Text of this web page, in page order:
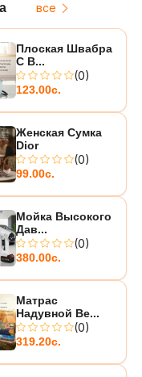
все
Плоская Швабра
С В...
(0)
123.00с.
Женская Сумка
Dior
(0)
99.00с.
Мойка Высокого
Дав...
(0)
380.00с.
Матрас
Надувной Be...
(0)
319.20с.